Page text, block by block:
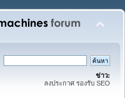
ข่าว:
ลงประกาศ รองรับ SEO